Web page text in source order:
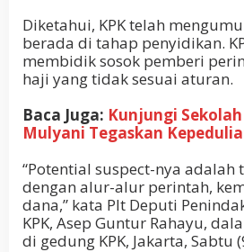
Diketahui, KPK telah
berada di tahap penyidikan.
membidik sosok pemberi
haji yang tidak sesuai aturan.
Baca Juga: Kunjungi
Mulyani Tegaskan
“Potential suspect-nya
dengan alur-alur perintah,
dana,” kata Plt Deputi
KPK, Asep Guntur Rahayu,
di gedung KPK, Jakarta, Sabtu